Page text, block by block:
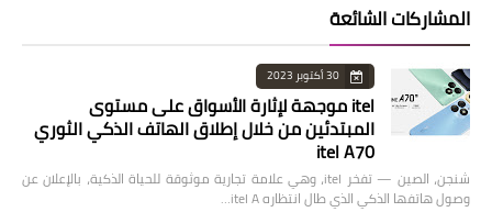
المشاركات الشائعة
30 أكتوبر 2023
itel موجهة لإثارة الأسواق على مستوى
المبتدئين من خلال إطلاق الهاتف الذكي الثوري
itel A70
شنجن، الصين — تفخر itel، وهي علامة تجارية موثوقة للحياة الذكية، بالإعلان عن
وصول هاتفها الذكي الذي طال انتظاره itel A…